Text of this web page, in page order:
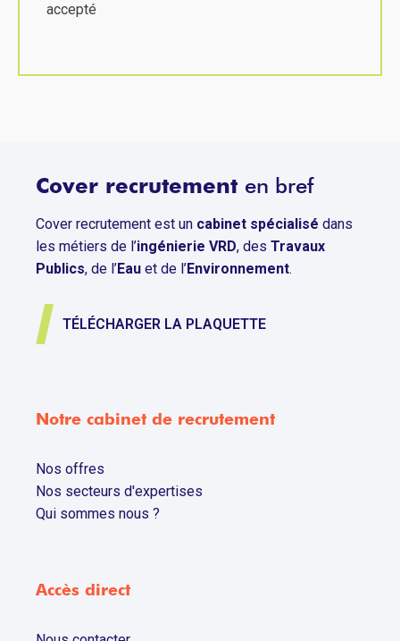
accepté
Cover recrutement en bref
Cover recrutement est un cabinet spécialisé dans
les métiers de l’ingénierie VRD, des Travaux
Publics, de l’Eau et de l’Environnement.
TÉLÉCHARGER LA PLAQUETTE
Notre cabinet de recrutement
Nos offres
Nos secteurs d'expertises
Qui sommes nous ?
Accès direct